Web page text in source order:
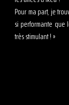
Pour ma part, je
si performante que
très stimulant ! »